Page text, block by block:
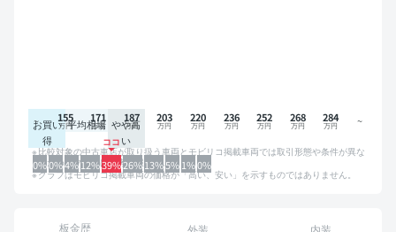
お買い
得
平均相場 やや高
い
0%0%4%12%39%26%13%5%1%0%
155 171 187 203 220 236 252 268 284
比較対象の中古車店が取り扱う車両とモビリコ掲載車両では取引形態や条件が異な
るため、グラフは参考情報です。
グラフはモビリコ掲載車両の価格が「高い、安い」を示すものではありません。
板金歴 外装 内装